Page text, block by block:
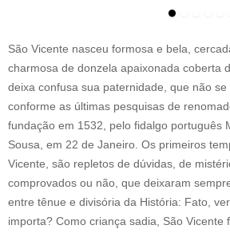
São Vicente nasceu formosa e bela,
charmosa de donzela apaixonada coberta
deixa confusa sua paternidade, que não
conforme as últimas pesquisas de
fundação em 1532, pelo fidalgo português
Sousa, em 22 de Janeiro. Os primeiros
Vicente, são repletos de dúvidas, de
comprovados ou não, que deixaram
entre tênue e divisória da História: Fato,
importa? Como criança sadia, São Vicente